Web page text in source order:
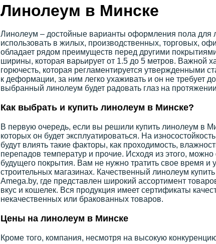
Линолеум в Минске
Линолеум – достойные варианты оформления пола для
использовать в жилых, производственных, торговых,
обладает рядом преимуществ перед другими
ширины, которая варьирует от 1.5 до 5 метров. Важной
горючесть, которая регламентируется утвержденными
к деформации, за ним легко ухаживать и он не требует
выбранный линолеум будет радовать глаз на
Как выбрать и купить линолеум в Минске?
В первую очередь, если вы решили купить линолеум в
которых он будет эксплуатироваться. На
будут влиять такие факторы, как проходимость,
перепадов температур и прочие. Исходя из этого,
будущего покрытия. Вам не нужно тратить свое время и
строительных магазинах. Качественный линолеум
Amega.by, где представлен широкий ассортимент
вкус и кошелек. Вся продукция имеет сертификаты
некачественных или бракованных товаров.
Цены на линолеум в Минске
Кроме того, компания, несмотря на высокую